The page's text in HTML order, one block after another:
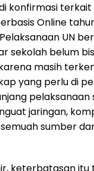
konfirmasi
Online
UN
sekolah belum
masih
yang perlu di
pelaksanaan
jaringan,
sumber